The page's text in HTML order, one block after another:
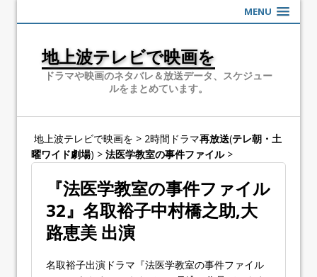
MENU
地上波テレビで映画を
ドラマや映画のネタバレ＆放送データ、スケジュー
ルをまとめています。
地上波テレビで映画を > 2時間ドラマ再放送(テレ朝・土
曜ワイド劇場) > 法医学教室の事件ファイル >
『法医学教室の事件ファイル
32』名取裕子中村橋之助,大
路恵美 出演
名取裕子出演ドラマ『法医学教室の事件ファイル